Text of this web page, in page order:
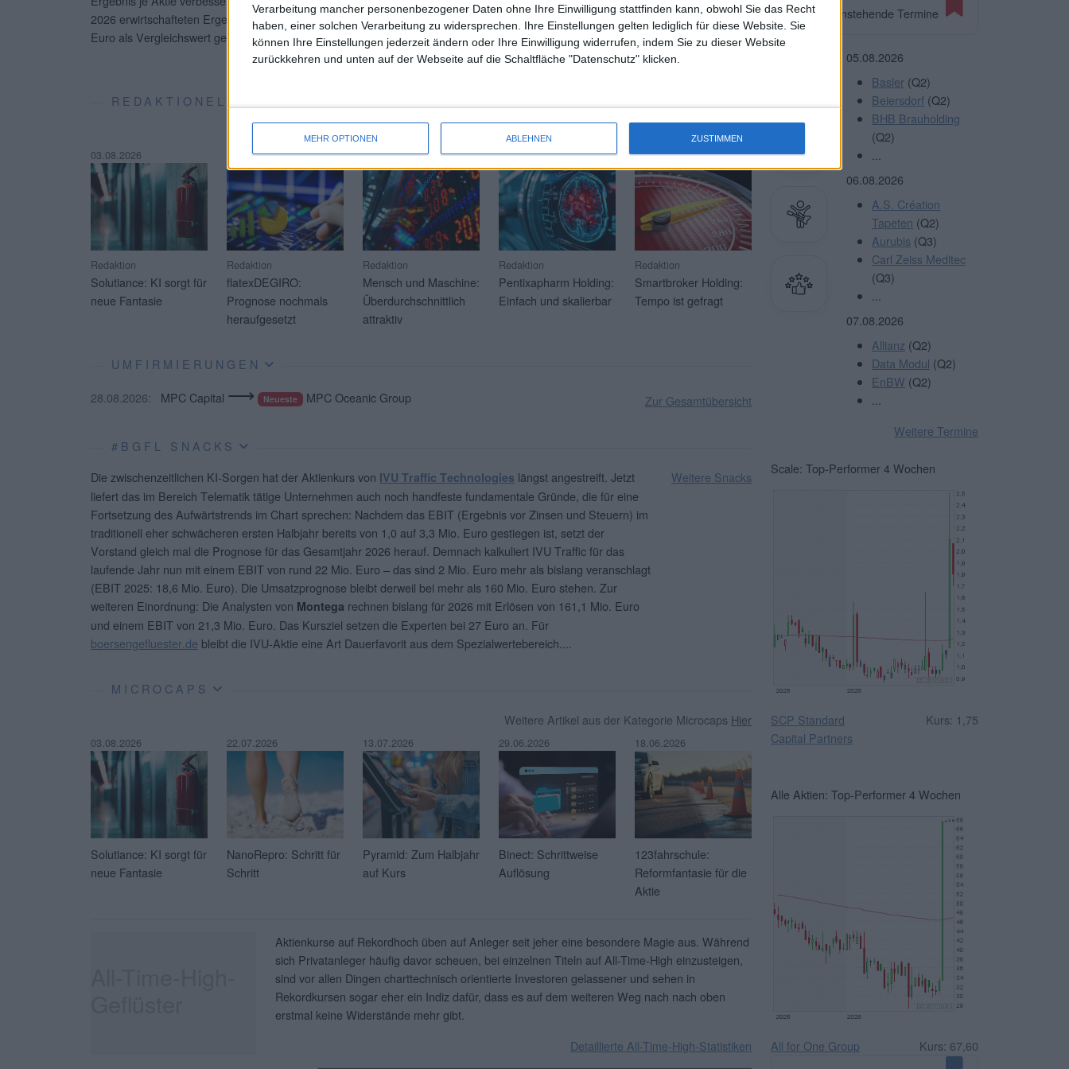
Verarbeitung mancher personenbezogener Daten ohne Ihre Einwilligung stattfinden kann, obwohl Sie das Recht
haben, einer solchen Verarbeitung zu widersprechen. Ihre Einstellungen gelten lediglich für diese Website. Sie
können Ihre Einstellungen jederzeit ändern oder Ihre Einwilligung widerrufen, indem Sie zu dieser Website
zurückkehren und unten auf der Webseite auf die Schaltfläche "Datenschutz" klicken.
MEHR OPTIONEN ABLEHNEN ZUSTIMMEN
2026 erwirtschafteten Ergebnis je Aktie von 1,19 Euro das für das Gesamtjahr 2025 ausgewiesene Ergebnis je Aktie von 1,74
Euro als Vergleichswert gegenüber....
REDAKTIONELLE SOFT-COVERAGE
Mehr Artikel über aktuelle Soft-Coverage-Kunden? Klicken SieHIER
03.08.2026
Redaktion
Solutiance: KI sorgt für
neue Fantasie
23.07.2026
Redaktion
flatexDEGIRO:
Prognose nochmals
heraufgesetzt
21.07.2026
Redaktion
Mensch und Maschine:
Überdurchschnittlich
attraktiv
17.07.2026
Redaktion
Pentixapharm Holding:
Einfach und skalierbar
16.07.2026
Redaktion
Smartbroker Holding:
Tempo ist gefragt
UMFIRMIERUNGEN
28.08.2026:
MPC Capital ⟶ Neueste MPC Oceanic Group Zur Gesamtübersicht
#BGFL SNACKS
Die zwischenzeitlichen KI-Sorgen hat der Aktienkurs von IVU Traffic Technologies längst angestreift. Jetzt
liefert das im Bereich Telematik tätige Unternehmen auch noch handfeste fundamentale Gründe, die für eine
Fortsetzung des Aufwärtstrends im Chart sprechen: Nachdem das EBIT (Ergebnis vor Zinsen und Steuern) im
traditionell eher schwächeren ersten Halbjahr bereits von 1,0 auf 3,3 Mio. Euro gestiegen ist, setzt der
Vorstand gleich mal die Prognose für das Gesamtjahr 2026 herauf. Demnach kalkuliert IVU Traffic für das
laufende Jahr nun mit einem EBIT von rund 22 Mio. Euro – das sind 2 Mio. Euro mehr als bislang veranschlagt
(EBIT 2025: 18,6 Mio. Euro). Die Umsatzprognose bleibt derweil bei mehr als 160 Mio. Euro stehen. Zur
weiteren Einordnung: Die Analysten von Montega rechnen bislang für 2026 mit Erlösen von 161,1 Mio. Euro
und einem EBIT von 21,3 Mio. Euro. Das Kursziel setzen die Experten bei 27 Euro an. Für
boersengefluester.de bleibt die IVU-Aktie eine Art Dauerfavorit aus dem Spezialwertebereich.
Weitere Snacks
MICROCAPS
Weitere Artikel aus der Kategorie Microcaps Hier
03.08.2026
Solutiance: KI sorgt für
neue Fantasie
22.07.2026
NanoRepro: Schritt für
Schritt
13.07.2026
Pyramid: Zum Halbjahr
auf Kurs
29.06.2026
Binect: Schrittweise
Auflösung
18.06.2026
123fahrschule:
Reformfantasie für die
Aktie
Aktienkurse auf Rekordhoch üben auf Anleger seit jeher eine besondere Magie aus. Während
sich Privatanleger häufig davor scheuen, bei einzelnen Titeln auf All-Time-High einzusteigen,
sind vor allen Dingen charttechnisch orientierte Investoren gelassener und sehen in
Rekordkursen sogar eher ein Indiz dafür, dass es auf dem weiteren Weg nach nach oben
erstmal keine Widerstände mehr gibt.
Detaillierte All-Time-High-Statistiken
Anstehende Termine
05.08.2026
Basler (Q2)
Beiersdorf (Q2)
BHB Brauholding
(Q2)
06.08.2026
A.S. Création
Tapeten (Q2)
Aurubis (Q3)
Carl Zeiss Meditec
(Q3)
07.08.2026
Allianz (Q2)
Data Modul (Q2)
EnBW (Q2)
Weitere Termine
Scale: Top-Performer 4 Wochen
SCP Standard
Capital Partners
Kurs: 1,75
Alle Aktien: Top-Performer 4 Wochen
All for One Group
Kurs: 67,60